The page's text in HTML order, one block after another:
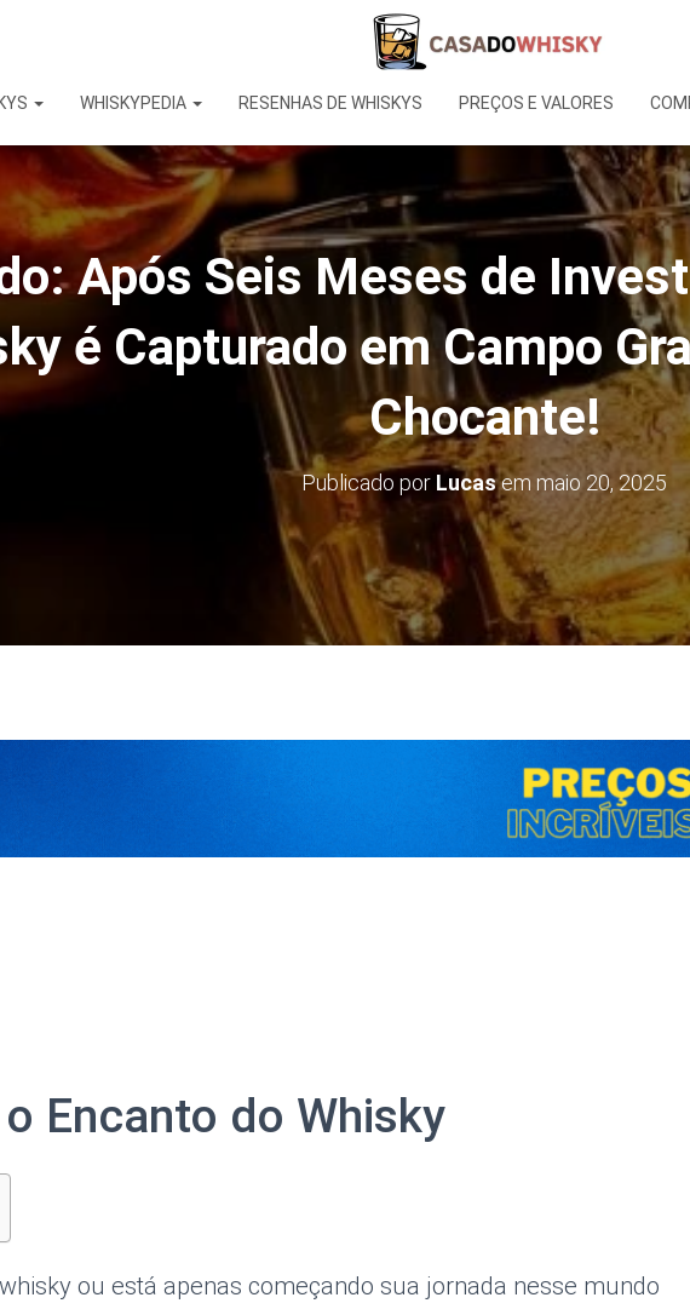
WHISKYPEDIA RESENHAS DE WHISKYS PREÇOS E VALORES
Após Seis Meses de
é Capturado em Campo
Chocante!
Publicado por Lucasem maio 20, 2025
Encanto do Whisky
ou está apenas começando sua jornada nesse mundo